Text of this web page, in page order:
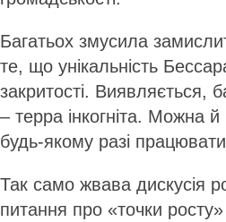
Багатьох змусила
те, що унікальність
закритості. Виявляється,
– терра інкогніта. Можна
будь-якому разі
Так само жвава дискусія
питання про «точки